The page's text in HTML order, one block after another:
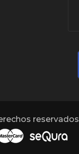
reservados